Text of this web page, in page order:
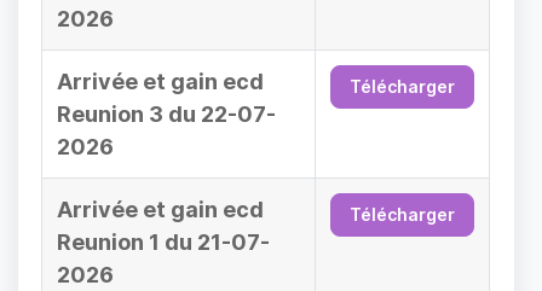
2026
Arrivée et gain ecd
Reunion 3 du 22-07-
2026
Télécharger
Arrivée et gain ecd
Reunion 1 du 21-07-
2026
Télécharger